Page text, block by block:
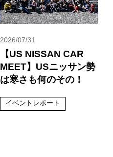
2026/07/31
【US NISSAN CAR
MEET】USニッサン勢
は寒さも何のその！
イベントレポート